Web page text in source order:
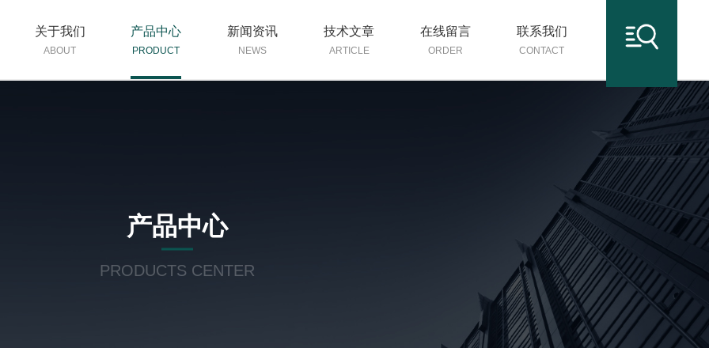
关于我们
ABOUT
产品中心
PRODUCT
新闻资讯
NEWS
技术文章
ARTICLE
在线留言
ORDER
联系我们
CONTACT
产品中心
PRODUCTS CENTER